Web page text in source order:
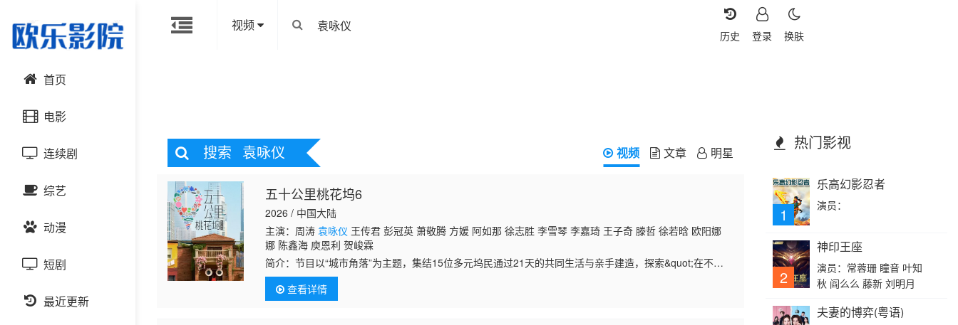
视频
换肤
登录
历史
首页
电影
动作片
喜剧片
爱情片
科幻片
恐怖片
连续剧
国产剧
港台剧
日韩剧
欧美剧
综艺
大陆综艺
日韩综艺
港台综艺
动漫
国产动漫
日韩动漫
短剧
最近更新
搜索 袁咏仪 视频 文章 明星
五十公里桃花坞6
2026 / 中国大陆
主演：周涛袁咏仪 王传君 彭冠英 萧敬腾 方媛 阿如那 徐志胜 李雪琴 李嘉琦 王子奇 滕哲 徐若晗 欧阳娜
娜 陈鑫海 庾恩利 贺峻霖
简介：节目以“城市角落”为主题，集结15位多元坞民通过21天的共同生活与亲手建造，探索&quot;在不够
理想的环境中，如何创造理想生活&quot;的时代命题。这是一场关于城市更新，社区再造与社交实验的&qu
查看详情
热门影视
1
乐高幻影忍者
演员：
2
神印王座
演员：常蓉珊 瞳音 叶知
秋 阎么么 藤新 刘明月
夫妻的博弈(粤语)